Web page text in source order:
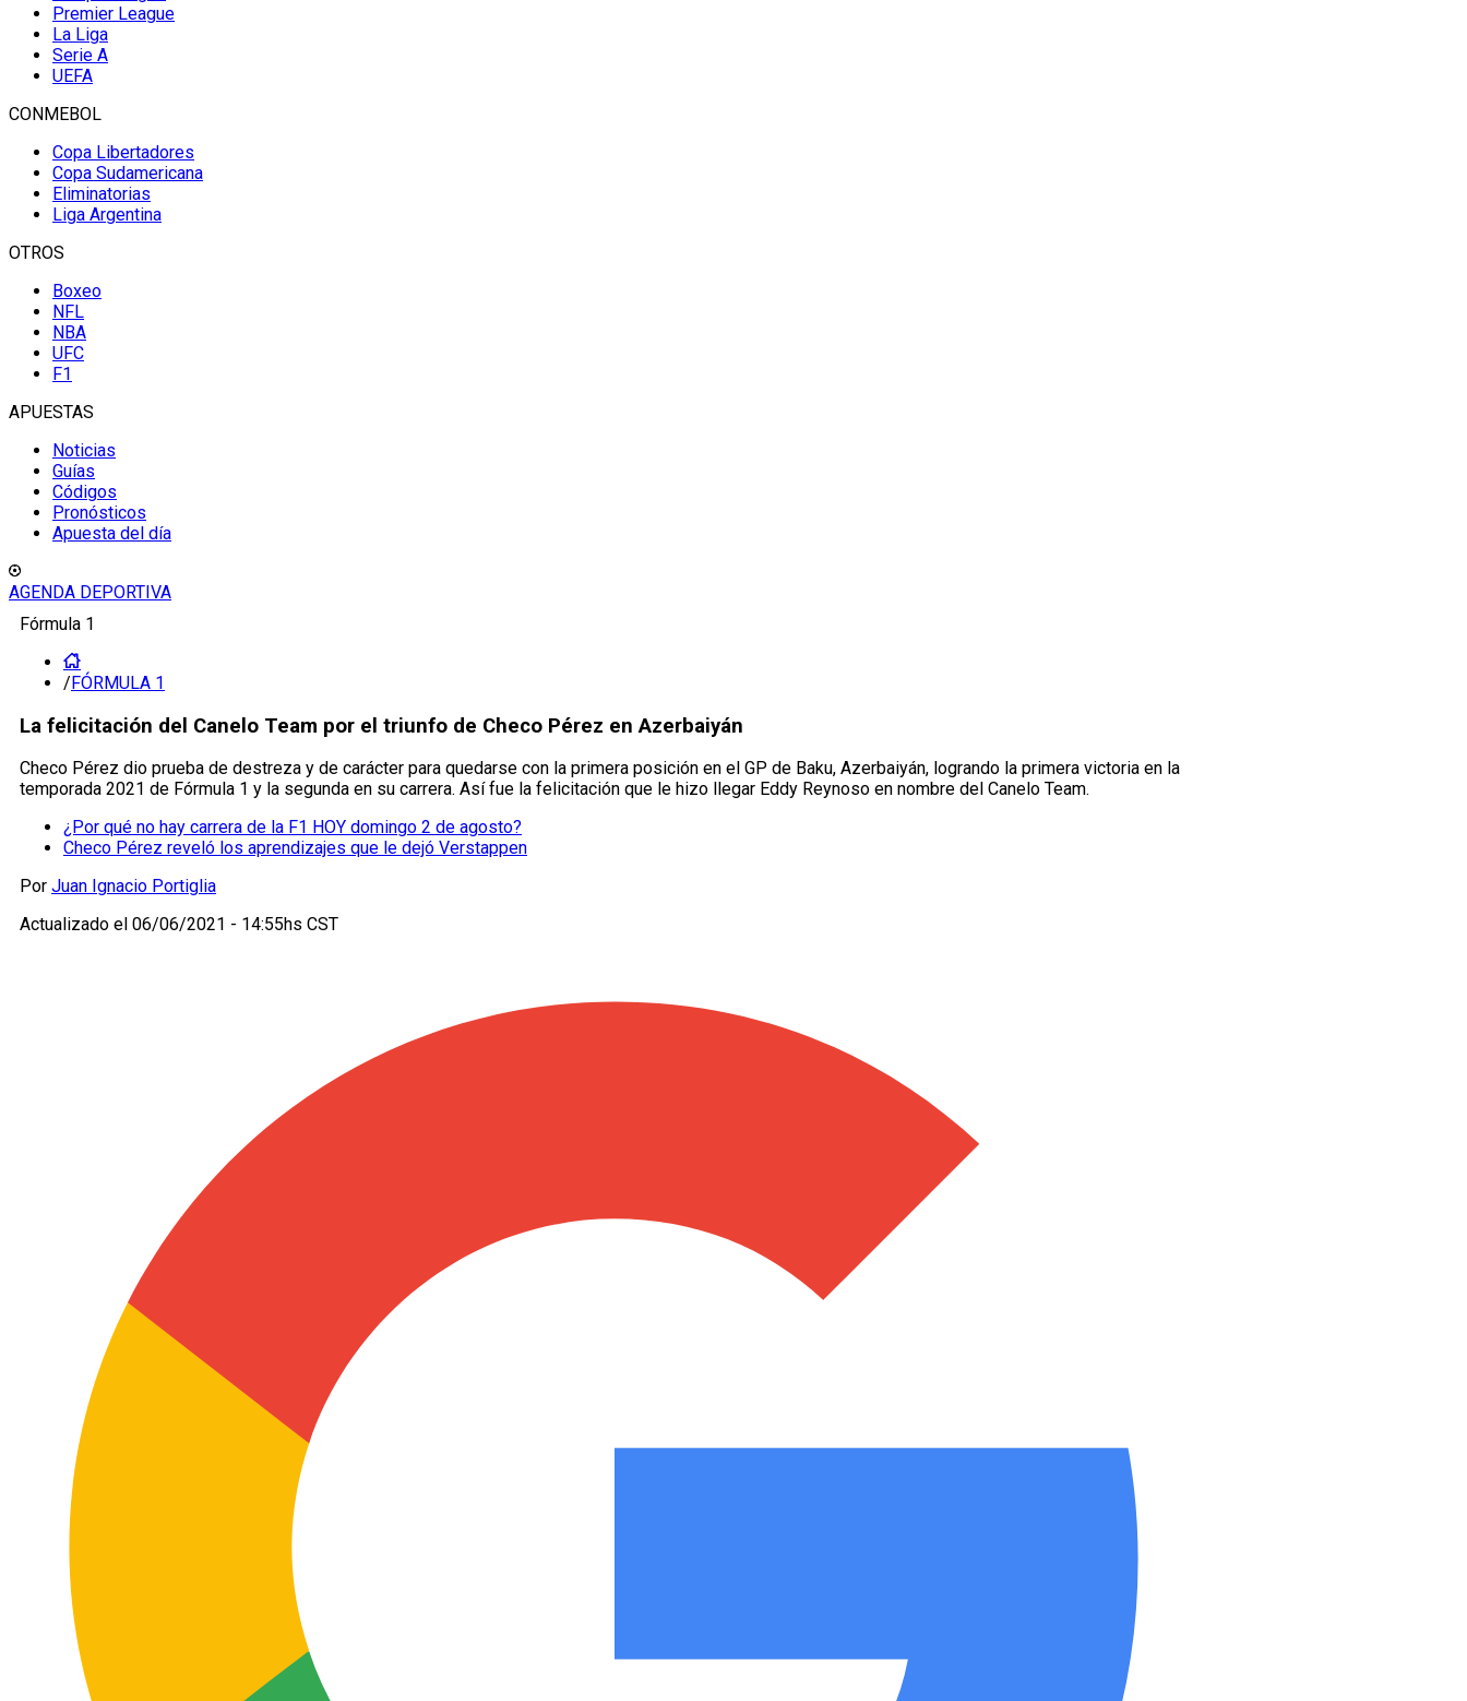
Premier League
La Liga
Serie A
UEFA
CONMEBOL
Copa Libertadores
Copa Sudamericana
Eliminatorias
Liga Argentina
OTROS
Boxeo
NFL
NBA
UFC
F1
APUESTAS
Noticias
Guías
Códigos
Pronósticos
Apuesta del día
AGENDA DEPORTIVA
Fórmula 1
/FÓRMULA 1
La felicitación del Canelo Team por el triunfo de Checo Pérez en Azerbaiyán
Checo Pérez dio prueba de destreza y de carácter para quedarse con la primera posición en el GP de Baku, Azerbaiyán, logrando la primera victoria en la
temporada 2021 de Fórmula 1 y la segunda en su carrera. Así fue la felicitación que le hizo llegar Eddy Reynoso en nombre del Canelo Team.
¿Por qué no hay carrera de la F1 HOY domingo 2 de agosto?
Checo Pérez reveló los aprendizajes que le dejó Verstappen
Por Juan Ignacio Portiglia
Actualizado el 06/06/2021 - 14:55hs CST